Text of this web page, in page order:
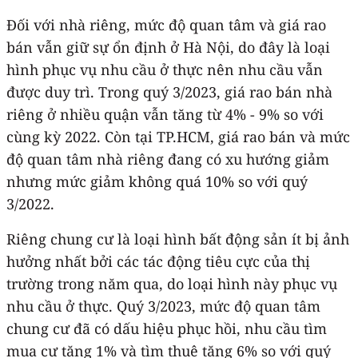
Đối với nhà riêng, mức độ quan tâm và giá rao
bán vẫn giữ sự ổn định ở Hà Nội, do đây là loại
hình phục vụ nhu cầu ở thực nên nhu cầu vẫn
được duy trì. Trong quý 3/2023, giá rao bán nhà
riêng ở nhiều quận vẫn tăng từ 4% - 9% so với
cùng kỳ 2022. Còn tại TP.HCM, giá rao bán và mức
độ quan tâm nhà riêng đang có xu hướng giảm
nhưng mức giảm không quá 10% so với quý
3/2022.
Riêng chung cư là loại hình bất động sản ít bị ảnh
hưởng nhất bởi các tác động tiêu cực của thị
trường trong năm qua, do loại hình này phục vụ
nhu cầu ở thực. Quý 3/2023, mức độ quan tâm
chung cư đã có dấu hiệu phục hồi, nhu cầu tìm
mua cư tăng 1% và tìm thuê tăng 6% so với quý